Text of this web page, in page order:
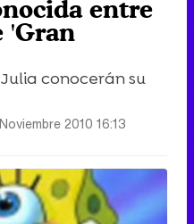
entre
'Gran
conocerán su
2010 16:13